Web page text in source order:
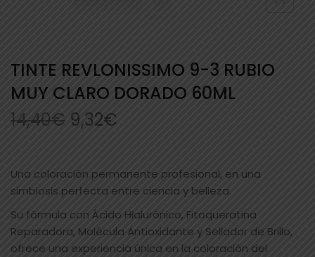
TINTE REVLONISSIMO 9-3 RUBIO
MUY CLARO DORADO 60ML
14,40€ 9,32€
Una coloración permanente profesional, en una
simbiosis perfecta entre ciencia y belleza.
Su fórmula con Ácido Hialurónico, Fitoqueratina
Reparadora, Molécula Antioxidante y Sellador de Brillo,
ofrece una experiencia única en la coloración del